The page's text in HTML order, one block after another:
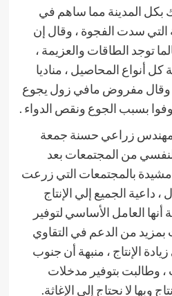
بكل المدينة مما ساهم في
التي سدت الفجوة ، وقال إن
توجد الطاقات والعزيمة ،
كل أنواع المحاصيل ، مناديا
، وقال مفروض مافي زول يجوع
بسبب الجوع ونقص الدواء .
المهندس زراعي حسنة جمعة
من المجتمعات بعد
بالمجتمعات التي زرعت
داعية الجميع إلي الإنتاج
العامل الأساسي لتوفير
بمزيد من الدعم في التقاوي
الإنتاج ، منبهة أن جنوب
، وطالبت بتوفير مدخلات
وبها لا نحتاج إلى الإغاثة.